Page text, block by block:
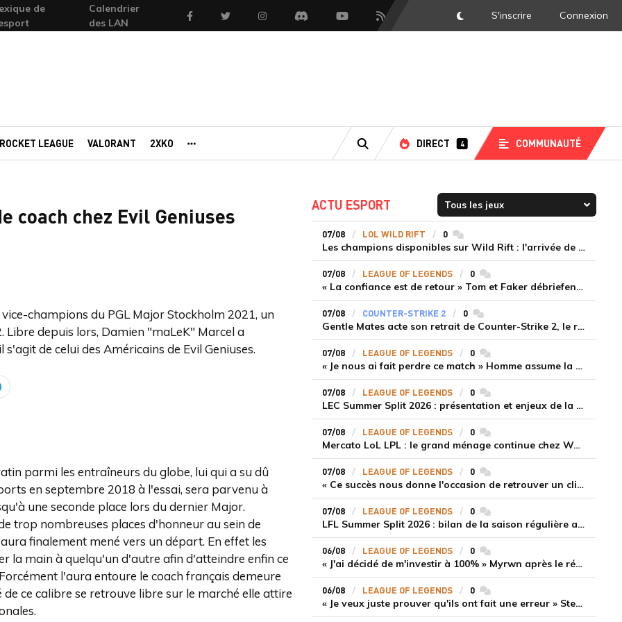
de
Calendrier
des LAN
FacebookTwitter InstagramDiscord YoutubeFlux RSS DarkMode
S'inscrire Connexion
ROCKET LEAGUE VALORANT 2XKO
RECHERCHE
DIRECT 4 COMMUNAUTÉ
coach chez Evil Geniuses
champions du PGL Major Stockholm 2021, un
depuis lors, Damien "maLeK" Marcel a
de celui des Américains de Evil Geniuses.
parmi les entraîneurs du globe, lui qui a su dû
en septembre 2018 à l'essai, sera parvenu à
une seconde place lors du dernier Major.
trop nombreuses places d'honneur au sein de
finalement mené vers un départ. En effet les
la main à quelqu'un d'autre afin d'atteindre enfin ce
l'aura entoure le coach français demeure
ce calibre se retrouve libre sur le marché elle attire
ACTU ESPORT
07/08 LOL WILD RIFT 0commentaires
Les champions disponibles sur Wild Rift : l'arrivée de Cho'Gath
07/08 LEAGUE OF LEGENDS 0commentaires
« La confiance est de retour » Tom et Faker débriefent la victoire convaincante de T1 face à Dplus KIA
07/08 COUNTER-STRIKE 2 0commentaires
Gentle Mates acte son retrait de Counter-Strike 2, le roster ibérique libéré
07/08 LEAGUE OF LEGENDS 0commentaires
« Je nous ai fait perdre ce match » Homme assume la responsabilité de la défaite de HLE face à Gen.G
07/08 LEAGUE OF LEGENDS 0commentaires
LEC Summer Split 2026 : présentation et enjeux de la troisième semaine de compétition
07/08 LEAGUE OF LEGENDS 0commentaires
Mercato LoL LPL : le grand ménage continue chez Weibo Gaming, Jiejie quitte le navire au profit de Xiaohao
07/08 LEAGUE OF LEGENDS 0commentaires
« Ce succès nous donne l'occasion de retrouver un climat beaucoup plus positif » Ryu et Canyon soulagés après la victoire de Gen.G sur HLE
07/08 LEAGUE OF LEGENDS 0commentaires
LFL Summer Split 2026 : bilan de la saison régulière avec Solary en tête
06/08 LEAGUE OF LEGENDS 0commentaires
« J'ai décidé de m'investir à 100% » Myrwn après le réveil de Movistar KOI face à Fnatic
06/08 LEAGUE OF LEGENDS 0commentaires
« Je veux juste prouver qu'ils ont fait une erreur » Stend se confie sur son mercato chaotique et ses ambitions avec Shifters